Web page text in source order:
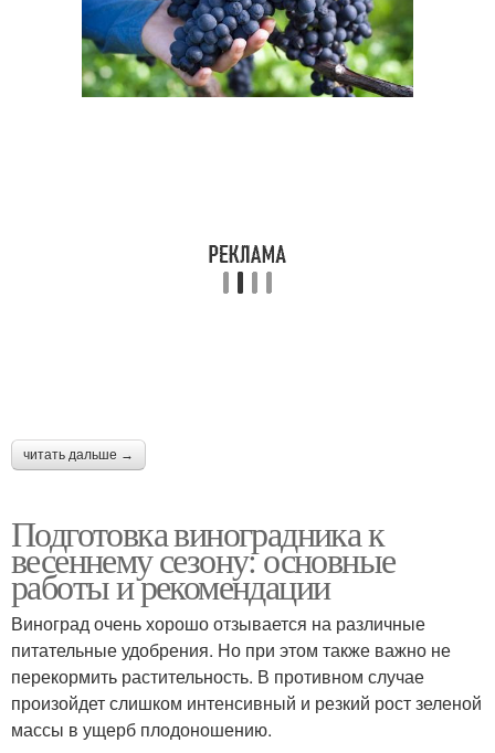
читать дальше →
Подготовка виноградника к
весеннему сезону: основные
работы и рекомендации
Виноград очень хорошо отзывается на различные
питательные удобрения. Но при этом также важно не
перекормить растительность. В противном случае
произойдет слишком интенсивный и резкий рост зеленой
массы в ущерб плодоношению.